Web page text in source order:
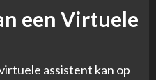
een Virtuele
assistent kan op